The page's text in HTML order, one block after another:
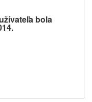
bola